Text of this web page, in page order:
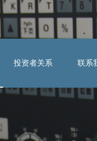
投资者关系 联系
销售与服